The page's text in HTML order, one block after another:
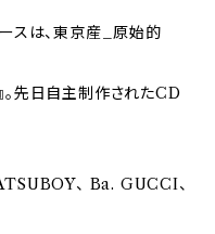
スは、東京産_原始的
先日自主制作されたCD
、 Ba. GUCCI、